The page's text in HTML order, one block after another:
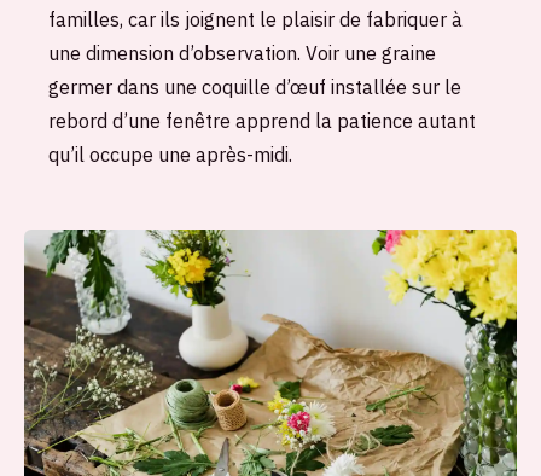
familles, car ils joignent le plaisir de fabriquer à
une dimension d’observation. Voir une graine
germer dans une coquille d’œuf installée sur le
rebord d’une fenêtre apprend la patience autant
qu’il occupe une après-midi.